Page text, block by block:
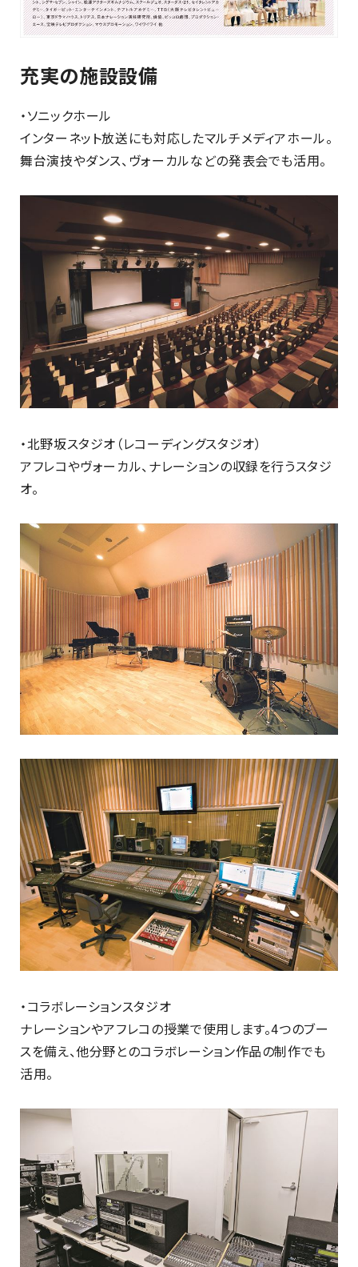
充実の施設設備
・ソニックホール
インターネット放送にも対応したマルチメディアホール。
舞台演技やダンス、ヴォーカルなどの発表会でも活用。
・北野坂スタジオ（レコーディングスタジオ）
アフレコやヴォーカル、ナレーションの収録を行うスタジ
オ。
・コラボレーションスタジオ
ナレーションやアフレコの授業で使用します。4つのブー
スを備え、他分野とのコラボレーション作品の制作でも
活用。